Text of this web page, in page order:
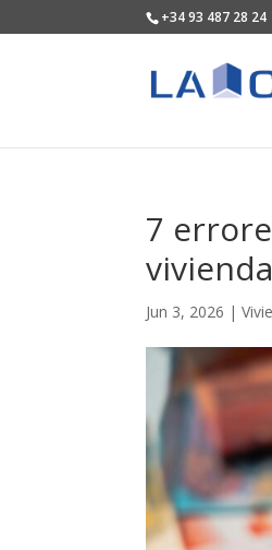
+34 93 487 28 24
7
vivienda
Jun 3, 2026 |